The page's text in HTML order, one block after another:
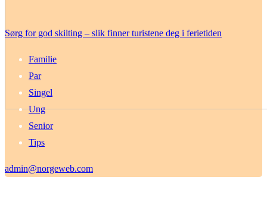
Sørg for god skilting – slik finner turistene deg i ferietiden
Familie
Par
Singel
Ung
Senior
Tips
admin@norgeweb.com